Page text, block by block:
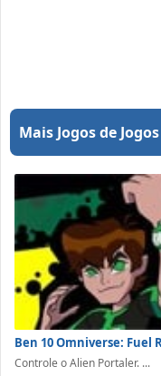
Mais Jogos de
Ben 10 Omniverse: Fuel
Controle o Alien Portaler. ...